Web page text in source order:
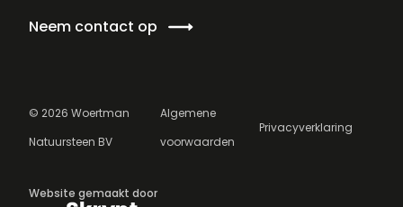
Neem contact op
© 2026 Woertman
Natuursteen BV
Algemene
voorwaarden
Privacyverklaring
Website gemaakt door